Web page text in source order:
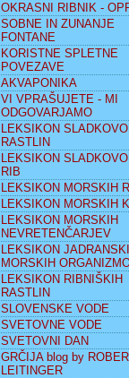
OKRASNI RIBNIK -
SOBNE IN ZUNANJE
FONTANE
KORISTNE SPLETNE
POVEZAVE
AKVAPONIKA
VI VPRAŠUJETE - MI
ODGOVARJAMO
LEKSIKON
RASTLIN
LEKSIKON
RIB
LEKSIKON MORSKIH
LEKSIKON MORSKIH
LEKSIKON MORSKIH
NEVRETENČARJEV
LEKSIKON
MORSKIH
LEKSIKON RIBNIŠKIH
RASTLIN
SLOVENSKE VODE
SVETOVNE VODE
SVETOVNI DAN
GRČIJA blog by
LEITINGER